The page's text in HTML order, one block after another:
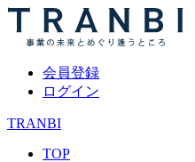
会員登録
ログイン
TRANBI
TOP